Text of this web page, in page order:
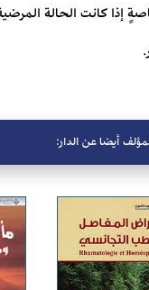
إذا كانت الحالة
أيضا عن الدار: